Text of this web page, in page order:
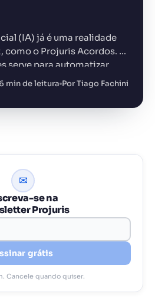
(IA) já é uma realidade
como o Projuris Acordos. A
serve para automatizar
forma, seriam feitas
6 min de leitura Por Tiago Fachini
✉
se na
Projuris
grátis
Cancele quando quiser.
+14.000 juristas